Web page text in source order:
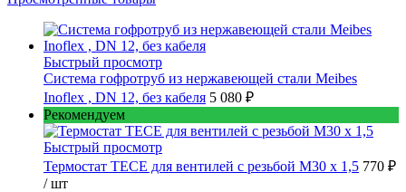
Быстрый просмотр
Cистема гофротруб из нержавеющей стали Meibes
Inoflex , DN 12, без кабеля 5 080 ₽
Рекомендуем
Быстрый просмотр
Термостат TECE для вентилей с резьбой М30 х 1,5 770 ₽
/ шт